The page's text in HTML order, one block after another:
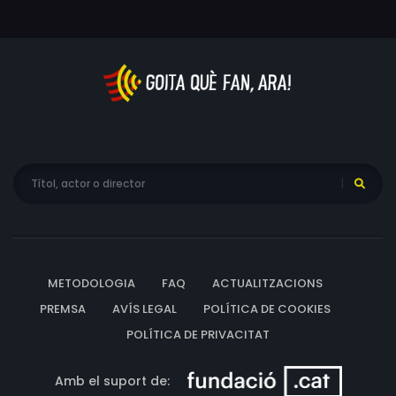
METODOLOGIA FAQ
ACTUALITZACIONS
PREMSA
AVÍS LEGAL
POLÍTICA DE COOKIES
POLÍTICA DE PRIVACITAT
Amb el suport de: